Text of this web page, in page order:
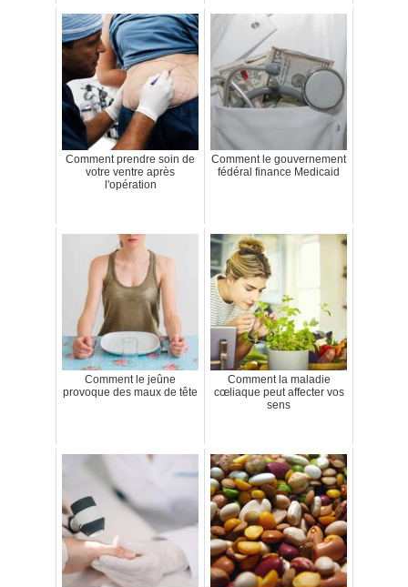
Comment prendre soin de
votre ventre après
l'opération
Comment le gouvernement
fédéral finance Medicaid
Comment le jeûne
provoque des maux de tête
Comment la maladie
cœliaque peut affecter vos
sens